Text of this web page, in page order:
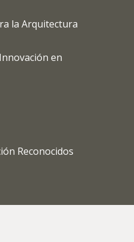
la Arquitectura
en
Reconocidos